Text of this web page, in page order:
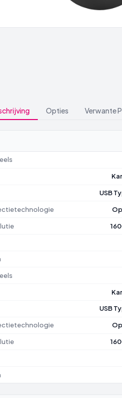
Opties Verwante
USB
USB